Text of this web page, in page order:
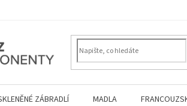
ZÁBRADLÍ MADLA